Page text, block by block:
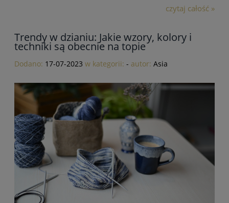
czytaj całość »
Trendy w dzianiu: Jakie wzory, kolory i
techniki są obecnie na topie
Dodano: 17-07-2023 w kategorii: - autor: Asia